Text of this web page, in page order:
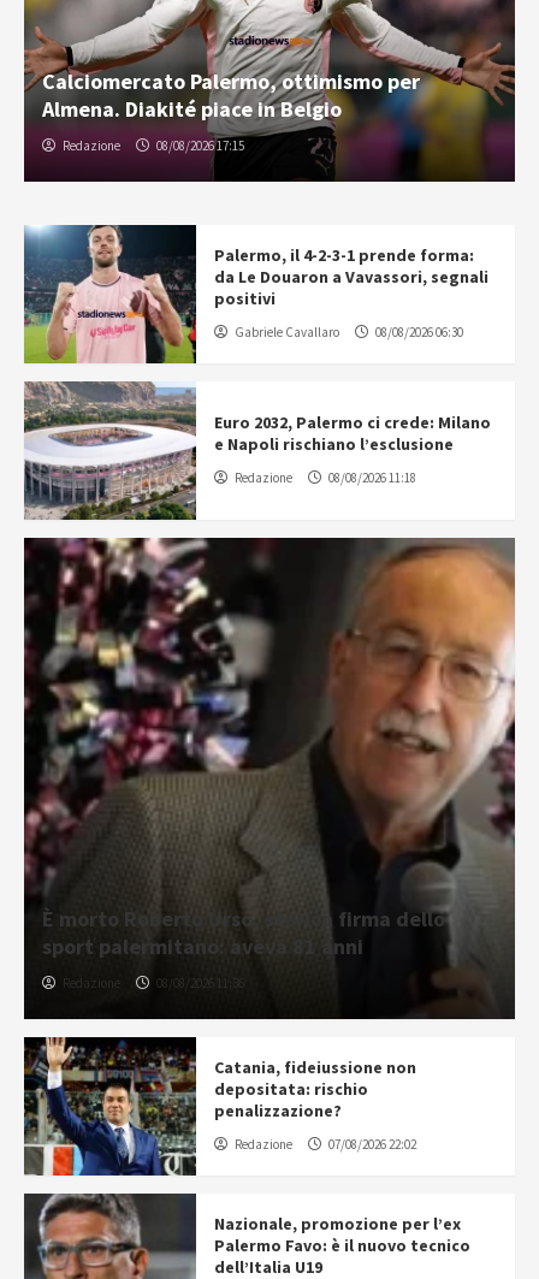
Calciomercato Palermo, ottimismo per
Almena. Diakité piace in Belgio
Redazione 08/08/2026 17:15
Palermo, il 4-2-3-1 prende forma:
da Le Douaron a Vavassori, segnali
positivi
Gabriele Cavallaro 08/08/2026 06:30
Euro 2032, Palermo ci crede: Milano
e Napoli rischiano l’esclusione
Redazione 08/08/2026 11:18
È morto Roberto Urso, storica firma dello
sport palermitano: aveva 81 anni
Redazione 08/08/2026 11:36
Catania, fideiussione non
depositata: rischio
penalizzazione?
Redazione 07/08/2026 22:02
Nazionale, promozione per l’ex
Palermo Favo: è il nuovo tecnico
dell’Italia U19